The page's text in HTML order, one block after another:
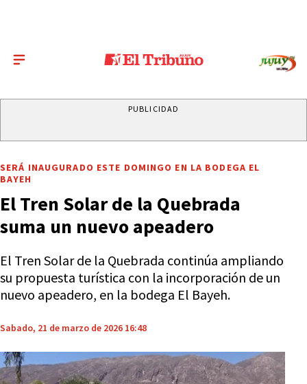
PUBLICIDAD
SERÁ INAUGURADO ESTE DOMINGO EN LA BODEGA EL
BAYEH
El Tren Solar de la Quebrada
suma un nuevo apeadero
El Tren Solar de la Quebrada continúa ampliando
su propuesta turística con la incorporación de un
nuevo apeadero, en la bodega El Bayeh.
Sabado, 21 de marzo de 2026 16:48